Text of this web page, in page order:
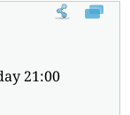
ណភាពខ្យល់តាមពេលវេលាពិ
21:00